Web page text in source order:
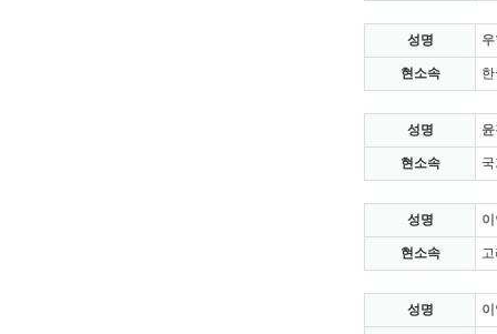
성명
현소속
성명
현소속
성명
현소속
성명